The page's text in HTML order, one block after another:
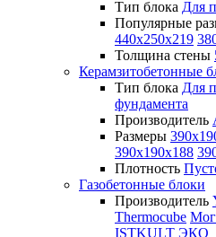
Тип блока Для
Популярные
440х250х219
Толщина стены
Керамзитобетонные
Тип блока Для
фундамента
Производитель
Размеры
390х190х188
Плотность
Газобетонные блоки
Производитель
Thermocube
ISTKULT ЭКО